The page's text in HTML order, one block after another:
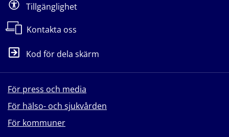
Tillgänglighet
Kontakta oss
Kod för dela skärm
För press och media
För hälso- och sjukvården
För kommuner